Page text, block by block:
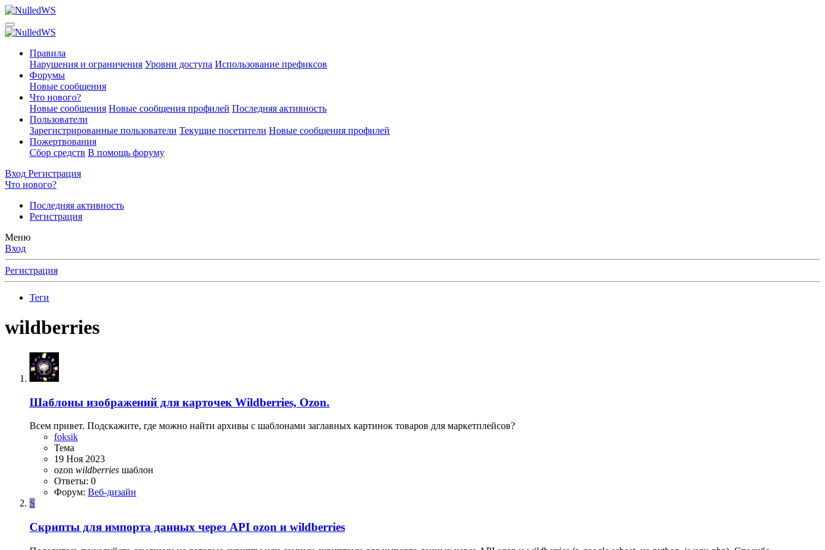
Правила
Нарушения и ограничения Уровни доступа Использование префиксов
Форумы
Новые сообщения
Что нового?
Новые сообщения Новые сообщения профилей Последняя активность
Пользователи
Зарегистрированные пользователи Текущие посетители Новые сообщения профилей
Пожертвования
Сбор средств В помощь форуму
Вход Регистрация
Что нового?
Последняя активность
Регистрация
Меню
Вход
Регистрация
Теги
wildberries
Шаблоны изображений для карточек Wildberries, Ozon.
Всем привет. Подскажите, где можно найти архивы с шаблонами заглавных картинок товаров для маркетплейсов?
foksik
Тема
19 Ноя 2023
ozon wildberries шаблон
Ответы: 0
Форум: Веб-дизайн
S
Скрипты для импорта данных через API ozon и wildberries